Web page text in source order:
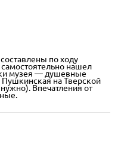
по ходу
нашел
музея — душевные
на Тверской
Впечатления от